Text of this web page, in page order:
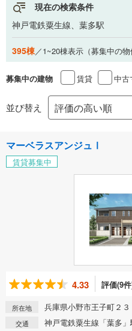
現在の検索条件
神戸電鉄粟生線、葉多駅
395棟／1~20棟表示（募集中の物
募集中の建物 賃貸 中古
並び替え
マーベラスアンジュⅠ
賃貸募集中
4.33 評価(9
所在地 兵庫県小野市王子町２３
交通 神戸電鉄粟生線「葉